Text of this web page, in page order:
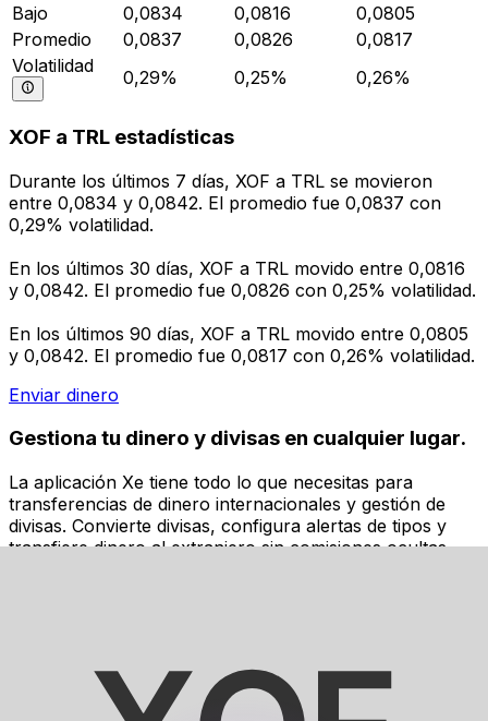
Bajo
0,0834 0,0816
0,0805
Promedio
0,0837 0,0826
0,0817
Volatilidad
0,29% 0,25% 0,26%
XOF a TRL estadísticas
Durante los últimos 7 días, XOF a TRL se movieron
entre 0,0834 y 0,0842. El promedio fue 0,0837 con
0,29% volatilidad.
En los últimos 30 días, XOF a TRL movido entre 0,0816
y 0,0842. El promedio fue 0,0826 con 0,25% volatilidad.
En los últimos 90 días, XOF a TRL movido entre 0,0805
y 0,0842. El promedio fue 0,0817 con 0,26% volatilidad.
Enviar dinero
Gestiona tu dinero y divisas en cualquier lugar.
La aplicación Xe tiene todo lo que necesitas para
transferencias de dinero internacionales y gestión de
divisas. Convierte divisas, configura alertas de tipos y
transfiere dinero al extranjero sin comisiones ocultas.